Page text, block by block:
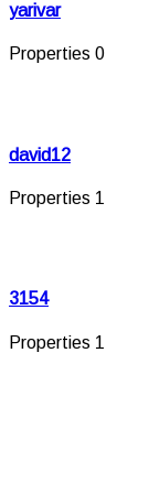
yarivar
0 Properties
david12
1 Properties
3154
1 Properties